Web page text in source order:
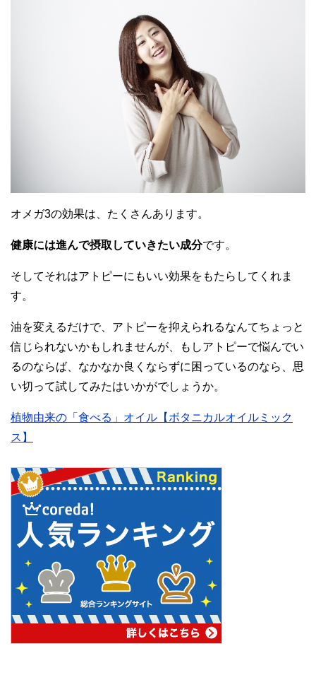
オメガ3の効果は、たくさんあります。
健康には進んで摂取していきたい成分です。
そしてそれはアトピーにもいい効果をもたらしてくれま
す。
油を変えるだけで、アトピーを抑えられるなんてちょっと
信じられないかもしれませんが、もしアトピーで悩んでい
るのならば、なかなか良くならずに困っているのなら、思
い切って試してみたはいかがでしょうか。
植物由来の「食べる」オイル【ボタニカルオイルミック
ス】